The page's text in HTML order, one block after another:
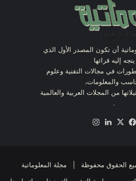
أن تكون المصدر الأول الذي
يتجه إليه قرائها
في مجالات التقنية وعلوم
والمعلومات،
من المجلات العربية والعالمية
.
فيسبوك
X لينكدإن